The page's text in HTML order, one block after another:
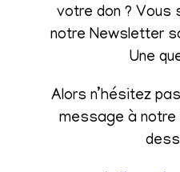
votre don ? Vous
notre Newsletter
Une
Alors n’hésitez
message à